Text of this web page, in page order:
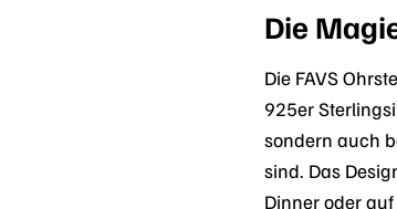
Die
Die FAVS
925er
sondern auch
sind. Das
Dinner oder